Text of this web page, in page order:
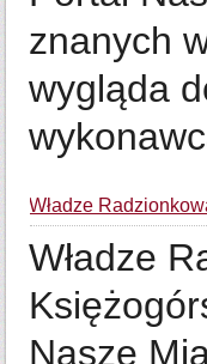
znanych
wygląda
Władze
Władze
Nasze